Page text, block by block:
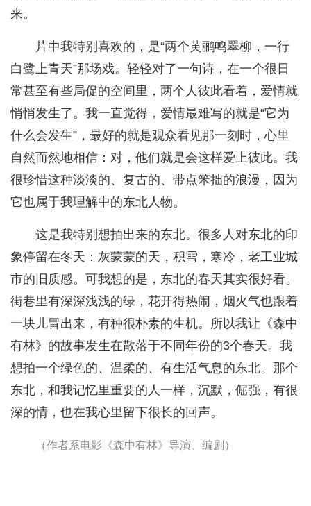
来。
片中我特别喜欢的，是“两个黄鹂鸣翠柳，一行
白鹭上青天”那场戏。轻轻对了一句诗，在一个很日
常甚至有些局促的空间里，两个人彼此看着，爱情就
悄悄发生了。我一直觉得，爱情最难写的就是“它为
什么会发生”，最好的就是观众看见那一刻时，心里
自然而然地相信：对，他们就是会这样爱上彼此。我
很珍惜这种淡淡的、复古的、带点笨拙的浪漫，因为
它也属于我理解中的东北人物。
这是我特别想拍出来的东北。很多人对东北的印
象停留在冬天：灰蒙蒙的天，积雪，寒冷，老工业城
市的旧质感。可我想的是，东北的春天其实很好看。
街巷里有深深浅浅的绿，花开得热闹，烟火气也跟着
一块儿冒出来，有种很朴素的生机。所以我让《森中
有林》的故事发生在散落于不同年份的3个春天。我
想拍一个绿色的、温柔的、有生活气息的东北。那个
东北，和我记忆里重要的人一样，沉默，倔强，有很
深的情，也在我心里留下很长的回声。
（作者系电影《森中有林》导演、编剧）